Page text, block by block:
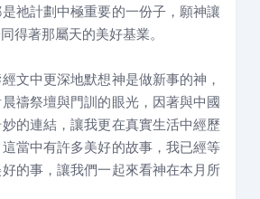
祂計劃中極重要的一份子，願神讓
得著那屬天的美好基業。
文中更深地默想神是做新事的神，
禱祭壇與門訓的眼光，因著與中國
的連結，讓我更在真實生活中經歷
當中有許多美好的故事，我已經等
的事，讓我們一起來看神在本月所